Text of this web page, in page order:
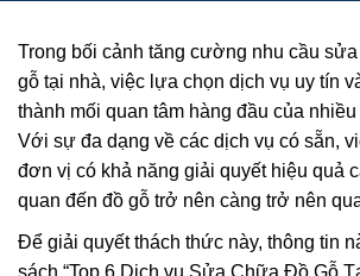
Trong bối cảnh tăng cường nhu cầu
gỗ tại nhà, việc lựa chọn dịch vụ uy tín
thành mối quan tâm hàng đầu của
Với sự đa dạng về các dịch vụ có sẵn,
đơn vị có khả năng giải quyết hiệu quả
quan đến đồ gỗ trở nên càng trở nên
Để giải quyết thách thức này, thông tin
sách “Top 6 Dịch vụ Sửa Chữa Đồ Gỗ